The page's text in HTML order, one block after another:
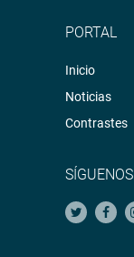
PORTAL
Inicio
Noticias
Contrastes
SÍGUENOS